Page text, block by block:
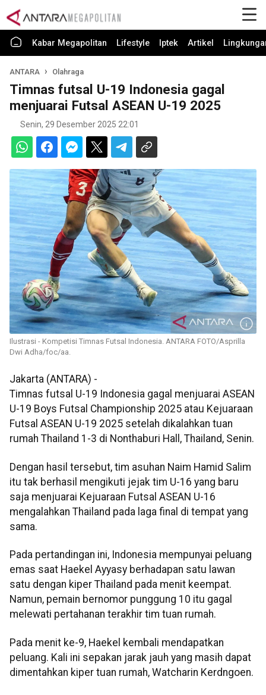
Kabar Megapolitan Lifestyle Iptek Artikel
ANTARA Olahraga
Timnas futsal U-19 Indonesia gagal
menjuarai Futsal ASEAN U-19 2025
Senin, 29 Desember 2025 22:01
Ilustrasi - Kompetisi Timnas Futsal Indonesia. ANTARA FOTO/Asprilla
Dwi Adha/foc/aa.
Jakarta (ANTARA) -
Timnas futsal U-19 Indonesia gagal menjuarai ASEAN
U-19 Boys Futsal Championship 2025 atau Kejuaraan
Futsal ASEAN U-19 2025 setelah dikalahkan tuan
rumah Thailand 1-3 di Nonthaburi Hall, Thailand, Senin.
Dengan hasil tersebut, tim asuhan Naim Hamid Salim
itu tak berhasil mengikuti jejak tim U-16 yang baru
saja menjuarai Kejuaraan Futsal ASEAN U-16
mengalahkan Thailand pada laga final di tempat yang
sama.
Pada pertandingan ini, Indonesia mempunyai peluang
emas saat Haekel Ayyasy berhadapan satu lawan
satu dengan kiper Thailand pada menit keempat.
Namun, pemain bernomor punggung 10 itu gagal
melewati pertahanan terakhir tim tuan rumah.
Pada menit ke-9, Haekel kembali mendapatkan
peluang. Kali ini sepakan jarak jauh yang masih dapat
dimentahkan kiper tuan rumah, Watcharin Kerdngoen.